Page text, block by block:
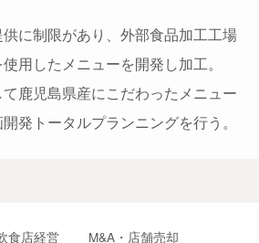
に制限があり、外部食品加工工場
用したメニューを開発し加工。
鹿児島県産にこだわったメニュー
発トータルプランニングを行う。
食店経営 M&A・店舗売却